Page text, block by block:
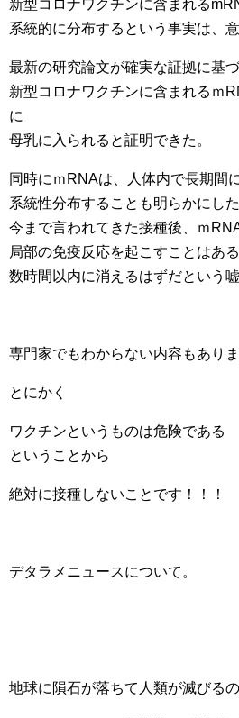
新型コロナワクチンに含まれる
系統的に分布するという事実は、
最新の研究論文が確実な証拠に基づ
新型コロナワクチンに含まれるｍ
に
母乳に入られると証明できた。
同時にｍRNAは、人体内で長期間
系統性分布することも明らかにした
今まで言われてきた接種後、ｍ
局部の免疫反応を起こすことはある
数時間以内に消えるはずだという嘘
専門家でもわからない内容もあり
とにかく
ワクチンというものは危険である
ということから
絶対に接種しないことです！！！
デタラメニュースについて。
地球に隕石が落ちて人類が滅びる